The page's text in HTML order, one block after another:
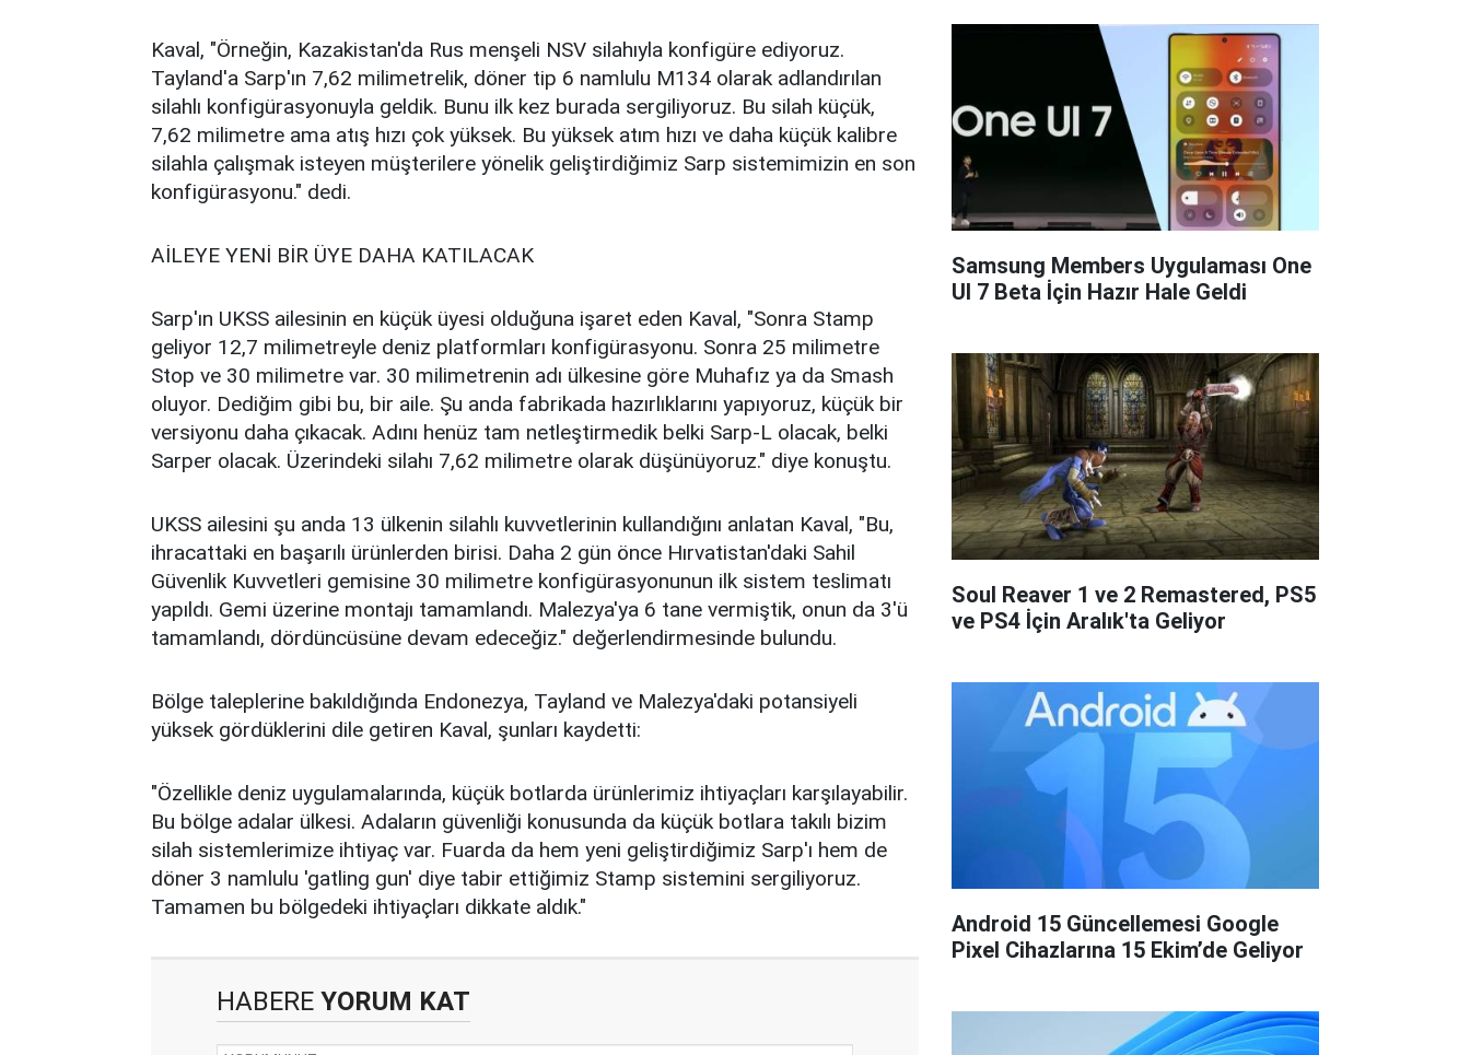
Kaval, "Örneğin, Kazakistan'da Rus menşeli NSV silahıyla konfigüre ediyoruz.
Tayland'a Sarp'ın 7,62 milimetrelik, döner tip 6 namlulu M134 olarak adlandırılan
silahlı konfigürasyonuyla geldik. Bunu ilk kez burada sergiliyoruz. Bu silah küçük,
7,62 milimetre ama atış hızı çok yüksek. Bu yüksek atım hızı ve daha küçük kalibre
silahla çalışmak isteyen müşterilere yönelik geliştirdiğimiz Sarp sistemimizin en son
konfigürasyonu." dedi.
AİLEYE YENİ BİR ÜYE DAHA KATILACAK
Sarp'ın UKSS ailesinin en küçük üyesi olduğuna işaret eden Kaval, "Sonra Stamp
geliyor 12,7 milimetreyle deniz platformları konfigürasyonu. Sonra 25 milimetre
Stop ve 30 milimetre var. 30 milimetrenin adı ülkesine göre Muhafız ya da Smash
oluyor. Dediğim gibi bu, bir aile. Şu anda fabrikada hazırlıklarını yapıyoruz, küçük bir
versiyonu daha çıkacak. Adını henüz tam netleştirmedik belki Sarp-L olacak, belki
Sarper olacak. Üzerindeki silahı 7,62 milimetre olarak düşünüyoruz." diye konuştu.
UKSS ailesini şu anda 13 ülkenin silahlı kuvvetlerinin kullandığını anlatan Kaval, "Bu,
ihracattaki en başarılı ürünlerden birisi. Daha 2 gün önce Hırvatistan'daki Sahil
Güvenlik Kuvvetleri gemisine 30 milimetre konfigürasyonunun ilk sistem teslimatı
yapıldı. Gemi üzerine montajı tamamlandı. Malezya'ya 6 tane vermiştik, onun da 3'ü
tamamlandı, dördüncüsüne devam edeceğiz." değerlendirmesinde bulundu.
Bölge taleplerine bakıldığında Endonezya, Tayland ve Malezya'daki potansiyeli
yüksek gördüklerini dile getiren Kaval, şunları kaydetti:
"Özellikle deniz uygulamalarında, küçük botlarda ürünlerimiz ihtiyaçları karşılayabilir.
Bu bölge adalar ülkesi. Adaların güvenliği konusunda da küçük botlara takılı bizim
silah sistemlerimize ihtiyaç var. Fuarda da hem yeni geliştirdiğimiz Sarp'ı hem de
döner 3 namlulu 'gatling gun' diye tabir ettiğimiz Stamp sistemini sergiliyoruz.
Tamamen bu bölgedeki ihtiyaçları dikkate aldık."
HABERE YORUM KAT
Samsung Members Uygulaması One
UI 7 Beta İçin Hazır Hale Geldi
Soul Reaver 1 ve 2 Remastered, PS5
ve PS4 İçin Aralık'ta Geliyor
Android 15 Güncellemesi Google
Pixel Cihazlarına 15 Ekim’de Geliyor